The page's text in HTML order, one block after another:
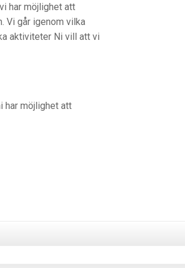
har möjlighet att
Vi går igenom vilka
aktiviteter Ni vill att vi
har möjlighet att